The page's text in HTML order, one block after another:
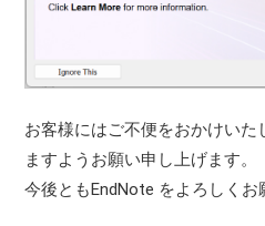
お客様にはご不便をおかけいた
ますようお願い申し上げます。
今後ともEndNote をよろしくお